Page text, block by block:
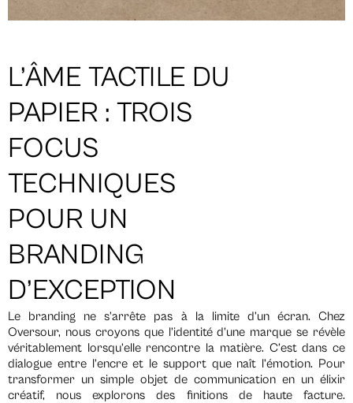
L’ÂME TACTILE DU
PAPIER : TROIS
FOCUS
TECHNIQUES
POUR UN
BRANDING
D’EXCEPTION
Le branding ne s’arrête pas à la limite d’un écran. Chez
Oversour, nous croyons que l’identité d’une marque se révèle
véritablement lorsqu’elle rencontre la matière. C’est dans ce
dialogue entre l’encre et le support que naît l’émotion. Pour
transformer un simple objet de communication en un élixir
créatif, nous explorons des finitions de haute facture.